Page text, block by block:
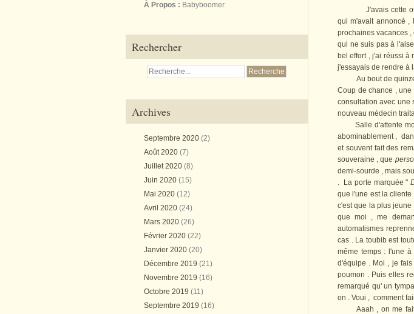
À Propos : Babyboomer
Rechercher
Archives
Septembre 2020 (2)
Août 2020 (7)
Juillet 2020 (8)
Juin 2020 (15)
Mai 2020 (12)
Avril 2020 (24)
Mars 2020 (26)
Février 2020 (22)
Janvier 2020 (20)
Décembre 2019 (21)
Novembre 2019 (16)
Octobre 2019 (11)
Septembre 2019 (16)
J'avais cette otite ,
qui m'avait annoncé ,
prochaines vacances
qui ne suis pas à
bel effort , j'ai réussi
j'essayais de rendre à
Au bout de quinze
Coup de chance ,
consultation avec une
nouveau médecin
Salle d'attente
abominablement ,
et souvent fait des
souveraine , que
demi-sourde , mais
. La porte marquée "
que l'une est la cliente
c'est que la plus
que moi , me
automatismes
cas . La toubib est
même temps : l'une
d'équipe . Moi , je
poumon . Puis elles
remarqué qu' un
on . Voui , comment
Aaah , on me fait